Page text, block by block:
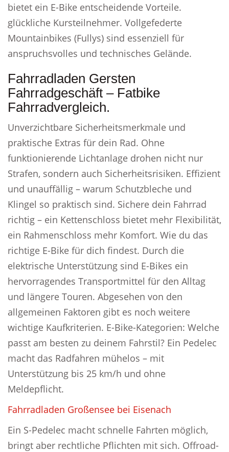
bietet ein E-Bike entscheidende Vorteile.
glückliche Kursteilnehmer. Vollgefederte
Mountainbikes (Fullys) sind essenziell für
anspruchsvolles und technisches Gelände.
Fahrradladen Gersten
Fahrradgeschäft – Fatbike
Fahrradvergleich.
Unverzichtbare Sicherheitsmerkmale und
praktische Extras für dein Rad. Ohne
funktionierende Lichtanlage drohen nicht nur
Strafen, sondern auch Sicherheitsrisiken. Effizient
und unauffällig – warum Schutzbleche und
Klingel so praktisch sind. Sichere dein Fahrrad
richtig – ein Kettenschloss bietet mehr Flexibilität,
ein Rahmenschloss mehr Komfort. Wie du das
richtige E-Bike für dich findest. Durch die
elektrische Unterstützung sind E-Bikes ein
hervorragendes Transportmittel für den Alltag
und längere Touren. Abgesehen von den
allgemeinen Faktoren gibt es noch weitere
wichtige Kaufkriterien. E-Bike-Kategorien: Welche
passt am besten zu deinem Fahrstil? Ein Pedelec
macht das Radfahren mühelos – mit
Unterstützung bis 25 km/h und ohne
Meldepflicht.
Fahrradladen Großensee bei Eisenach
Ein S-Pedelec macht schnelle Fahrten möglich,
bringt aber rechtliche Pflichten mit sich. Offroad-